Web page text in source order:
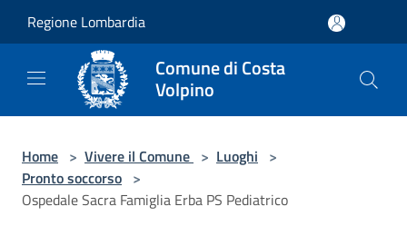
Regione Lombardia
Comune di Costa
Volpino
Home > Vivere il Comune > Luoghi >
Pronto soccorso >
Ospedale Sacra Famiglia Erba PS Pediatrico